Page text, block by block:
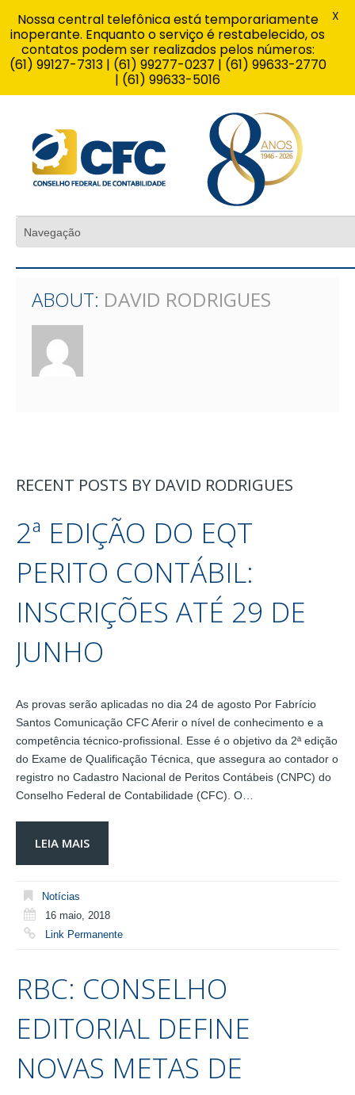
ABOUT: DAVID RODRIGUES
RECENT POSTS BY DAVID RODRIGUES
2ª EDIÇÃO DO EQT
PERITO CONTÁBIL:
INSCRIÇÕES ATÉ 29 DE
JUNHO
As provas serão aplicadas no dia 24 de agosto Por Fabrício
Santos Comunicação CFC Aferir o nível de conhecimento e a
competência técnico-profissional. Esse é o objetivo da 2ª edição
do Exame de Qualificação Técnica, que assegura ao contador o
registro no Cadastro Nacional de Peritos Contábeis (CNPC) do
Conselho Federal de Contabilidade (CFC). O…
LEIA MAIS
Notícias
16 maio, 2018
Link Permanente
RBC: CONSELHO
EDITORIAL DEFINE
NOVAS METAS DE
Nossa central telefônica está temporariamente
inoperante. Enquanto o serviço é restabelecido, os
contatos podem ser realizados pelos números:
(61) 99127-7313 | (61) 99277-0237 | (61) 99633-2770
| (61) 99633-5016
X